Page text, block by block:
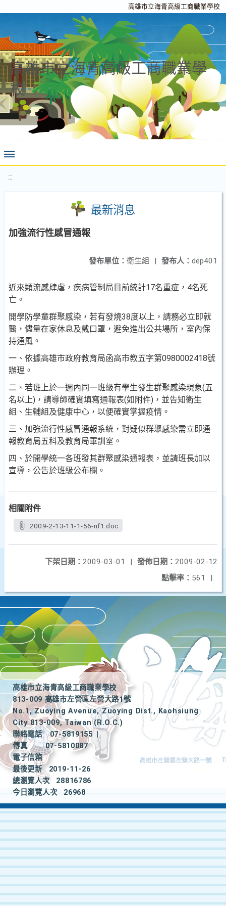
高雄市立海青高級工商職業學校
高雄市立海青高級工商職業學
校
:::
最新消息
加強流行性感冒通報
發布人： dep401
發布單位： 衛生組 |
近來類流感肆虐，疾病管制局目前統計17名重症，4名死
亡。
開學防學童群聚感染，若有發燒38度以上，請務必立即就
醫，儘量在家休息及戴口罩，避免進出公共場所，室內保
持通風。
一、依據高雄市政府教育局函高市教五字第0980002418號
辦理。
二、若班上於一週內同一班級有學生發生群聚感染現象(五
名以上)，請導師確實填寫通報表(如附件)，並告知衛生
組、生輔組及健康中心，以便確實掌握疫情。
三、加強流行性感冒通報系統，對疑似群聚感染需立即通
報教育局五科及教育局軍訓室。
四、於開學統一各班發其群聚感染通報表，並請班長加以
宣導，公告於班級公布欄。
相關附件
2009-2-13-11-1-56-nf1.doc
發佈日期： 2009-02-12
下架日期： 2009-03-01
|
點擊率： 561 |
高雄市立海青高級工商職業學校
813-009 高雄市左營區左營大路1號
No.1, Zuoying Avenue, Zuoying Dist., Kaohsiung
City 813-009, Taiwan (R.O.C.)
聯絡電話
07-5819155
|
傳真
07-5810087
電子信箱
最後更新
2019-11-26
總瀏覽人次
28816786
今日瀏覽人次
26968